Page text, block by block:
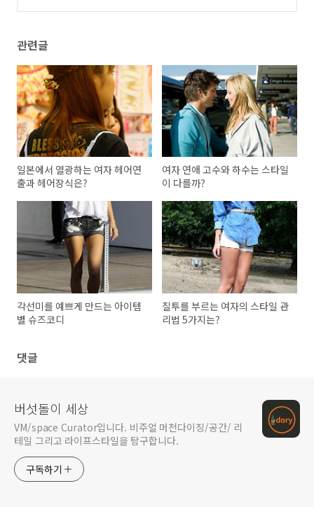
관련글
일본에서 열광하는 여자 헤어연
출과 헤어장식은?
여자 연애 고수와 하수는 스타일
이 다를까?
각선미를 예쁘게 만드는 아이템
별 슈즈코디
질투를 부르는 여자의 스타일 관
리법 5가지는?
댓글
버섯돌이 세상
VM/space Curator입니다. 비주얼 머천다이징/공간/ 리
테일 그리고 라이프스타일을 탐구합니다.
구독하기